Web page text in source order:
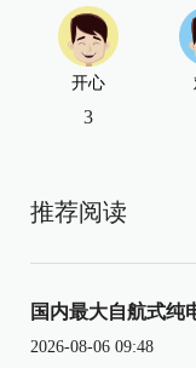
开心
3
推荐阅读
国内最大自航式纯
2026-08-06 09:48